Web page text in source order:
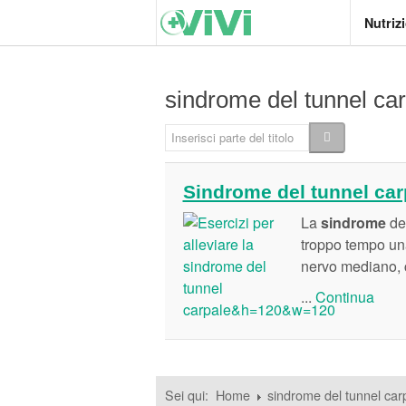
sindrome del tunnel
Inserisci parte del titolo
Sindrome del tunnel
Lasindrome
troppo tempo
nervo
... Continua
Sei qui: Home sindrome del tunnel